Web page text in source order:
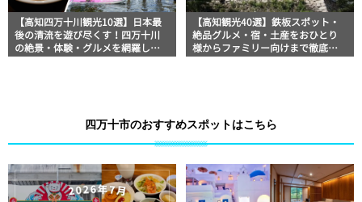
【高知四万十川観光10選】日本最
後の清流を遊び尽くす！四万十川
の絶景・体験・グルメを網羅した
【高知観光40選】鉄板スポット・
絶品グルメ・宿・土産をおひとり
様からファミリー向けまで徹底解
四万十市のおすすめスポットはこちら